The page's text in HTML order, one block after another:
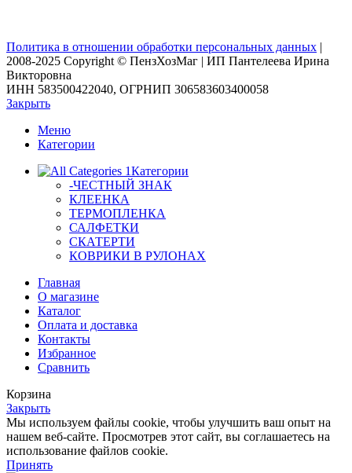
Политика в отношении обработки персональных данных |
2008-2025 Copyright © ПензХозМаг | ИП Пантелеева Ирина
Викторовна
ИНН 583500422040, ОГРНИП 306583603400058
Закрыть
Меню
Категории
Категории
-ЧЕСТНЫЙ ЗНАК
КЛЕЕНКА
ТЕРМОПЛЕНКА
САЛФЕТКИ
СКАТЕРТИ
КОВРИКИ В РУЛОНАХ
Главная
О магазине
Каталог
Оплата и доставка
Контакты
Избранное
Сравнить
Корзина
Закрыть
Мы используем файлы cookie, чтобы улучшить ваш опыт на
нашем веб-сайте. Просмотрев этот сайт, вы соглашаетесь на
использование файлов cookie.
Принять